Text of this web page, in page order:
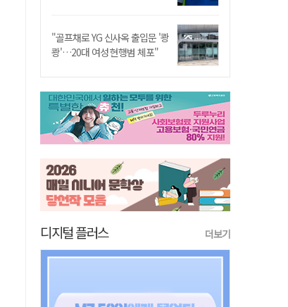
"골프채로 YG 신사옥 출입문 '쾅
쾅'…20대 여성 현행범 체포"
디지털 플러스 더보기